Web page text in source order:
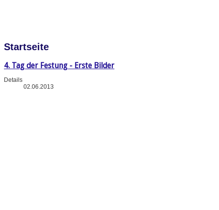
Startseite
4. Tag der Festung - Erste Bilder
Details
02.06.2013